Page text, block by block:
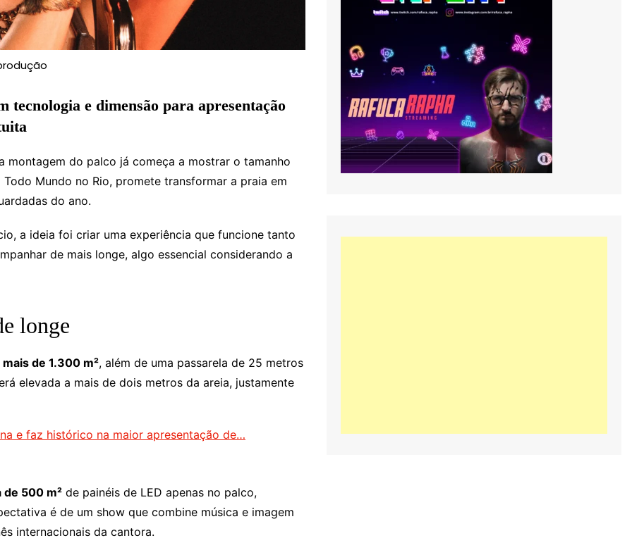
e dimensão para apresentação
montagem do palco já começa a mostrar o tamanho
Mundo no Rio, promete transformar a praia em
do ano.
a ideia foi criar uma experiência que funcione tanto
de mais longe, algo essencial considerando a
longe
de 1.300 m², além de uma passarela de 25 metros
elevada a mais de dois metros da areia, justamente
e faz histórico na maior apresentação de…
de 500 m² de painéis de LED apenas no palco,
é de um show que combine música e imagem
internacionais da cantora.